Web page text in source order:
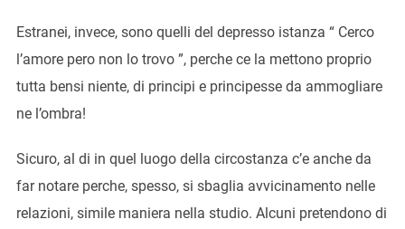
Estranei, invece, sono quelli del depresso istanza “ Cerco
l’amore pero non lo trovo ”, perche ce la mettono proprio
tutta bensi niente, di principi e principesse da ammogliare
ne l’ombra!
Sicuro, al di in quel luogo della circostanza c’e anche da
far notare perche, spesso, si sbaglia avvicinamento nelle
relazioni, simile maniera nella studio. Alcuni pretendono di